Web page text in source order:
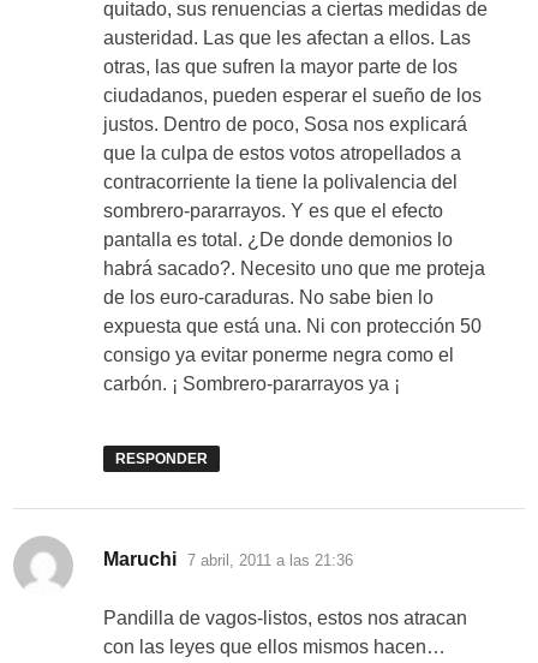
quitado, sus renuencias a ciertas medidas de
austeridad. Las que les afectan a ellos. Las
otras, las que sufren la mayor parte de los
ciudadanos, pueden esperar el sueño de los
justos. Dentro de poco, Sosa nos explicará
que la culpa de estos votos atropellados a
contracorriente la tiene la polivalencia del
sombrero-pararrayos. Y es que el efecto
pantalla es total. ¿De donde demonios lo
habrá sacado?. Necesito uno que me proteja
de los euro-caraduras. No sabe bien lo
expuesta que está una. Ni con protección 50
consigo ya evitar ponerme negra como el
carbón. ¡ Sombrero-pararrayos ya ¡
RESPONDER
Maruchi dice:
7 abril, 2011 a las 21:36
Pandilla de vagos-listos, estos nos atracan
con las leyes que ellos mismos hacen…